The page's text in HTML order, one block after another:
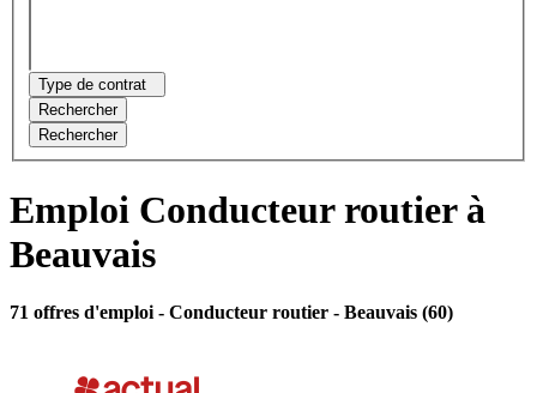
Type de contrat
Rechercher
Rechercher
Emploi Conducteur routier à
Beauvais
71 offres d'emploi - Conducteur routier - Beauvais (60)